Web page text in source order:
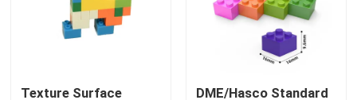
Selbstspritzen
Teile von Haushaltsgeräten Spritzguss
Texture Surface DME/Hasco Standard